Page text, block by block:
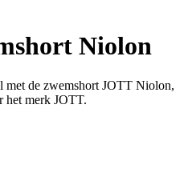
Niolon
met de zwemshort JOTT Niolon,
het merk JOTT.